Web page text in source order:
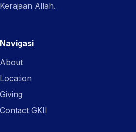
Kerajaan Allah.
Navigasi
About
Location
Giving
Contact GKII